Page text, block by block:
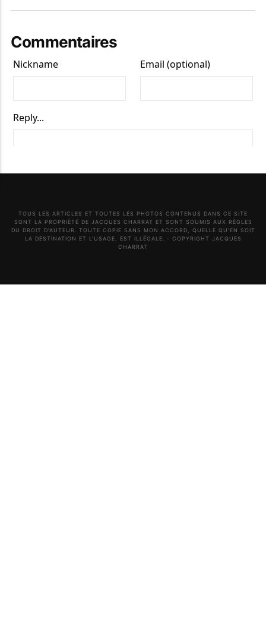
Commentaires
TOUS LES ARTICLES ET TOUTES LES PHOTOS CONTENUS DANS CE SITE
SONT LA PROPRIÉTÉ DE JACQUES CHARRAT ET SONT SOUMIS AUX RÈGLES
DU DROIT D'AUTEUR. TOUTE COPIE SANS MON ACCORD, QUELLE QU'EN SOIT
LA DESTINATION ET L'USAGE, EST ILLÉGALE. - COPYRIGHT JACQUES
CHARRAT